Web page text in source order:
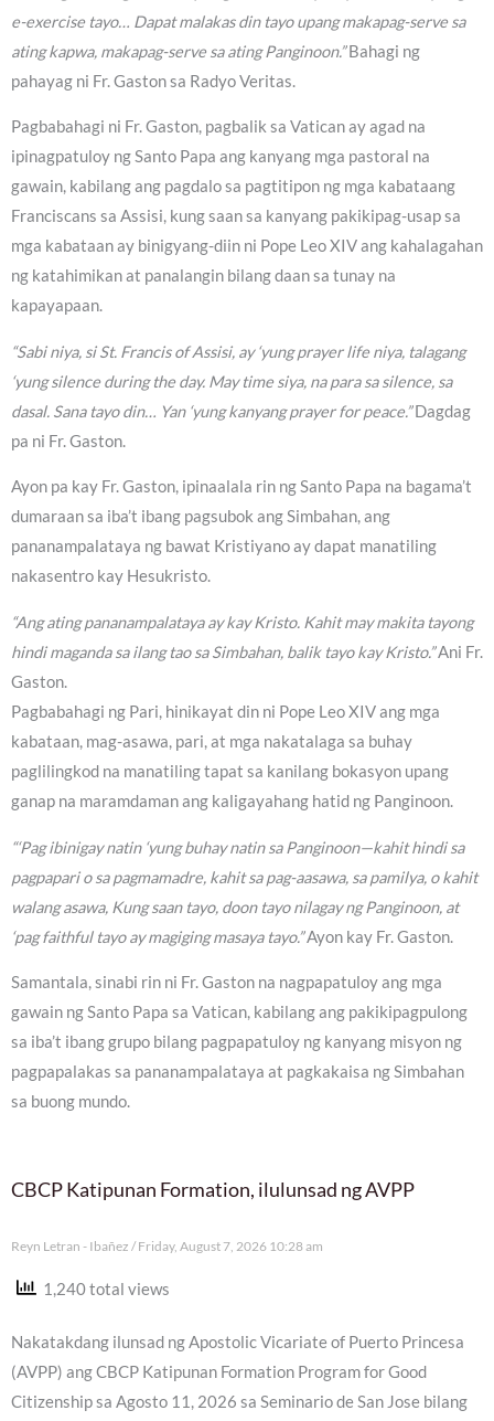
e-exercise tayo… Dapat malakas din tayo upang makapag-serve sa
ating kapwa, makapag-serve sa ating Panginoon.”Bahagi ng
pahayag ni Fr. Gaston sa Radyo Veritas.
Pagbabahagi ni Fr. Gaston, pagbalik sa Vatican ay agad na
ipinagpatuloy ng Santo Papa ang kanyang mga pastoral na
gawain, kabilang ang pagdalo sa pagtitipon ng mga kabataang
Franciscans sa Assisi, kung saan sa kanyang pakikipag-usap sa
mga kabataan ay binigyang-diin ni Pope Leo XIV ang kahalagahan
ng katahimikan at panalangin bilang daan sa tunay na
kapayapaan.
“Sabi niya, si St. Francis of Assisi, ay ‘yung prayer life niya, talagang
‘yung silence during the day. May time siya, na para sa silence, sa
dasal. Sana tayo din… Yan ‘yung kanyang prayer for peace.”Dagdag
pa ni Fr. Gaston.
Ayon pa kay Fr. Gaston, ipinaalala rin ng Santo Papa na bagama’t
dumaraan sa iba’t ibang pagsubok ang Simbahan, ang
pananampalataya ng bawat Kristiyano ay dapat manatiling
nakasentro kay Hesukristo.
“Ang ating pananampalataya ay kay Kristo. Kahit may makita tayong
hindi maganda sa ilang tao sa Simbahan, balik tayo kay Kristo.”Ani Fr.
Gaston.
Pagbabahagi ng Pari, hinikayat din ni Pope Leo XIV ang mga
kabataan, mag-asawa, pari, at mga nakatalaga sa buhay
paglilingkod na manatiling tapat sa kanilang bokasyon upang
ganap na maramdaman ang kaligayahang hatid ng Panginoon.
“‘Pag ibinigay natin ‘yung buhay natin sa Panginoon—kahit hindi sa
pagpapari o sa pagmamadre, kahit sa pag-aasawa, sa pamilya, o kahit
walang asawa, Kung saan tayo, doon tayo nilagay ng Panginoon, at
‘pag faithful tayo ay magiging masaya tayo.”Ayon kay Fr. Gaston.
Samantala, sinabi rin ni Fr. Gaston na nagpapatuloy ang mga
gawain ng Santo Papa sa Vatican, kabilang ang pakikipagpulong
sa iba’t ibang grupo bilang pagpapatuloy ng kanyang misyon ng
pagpapalakas sa pananampalataya at pagkakaisa ng Simbahan
sa buong mundo.
CBCP Katipunan Formation, ilulunsad ng AVPP
Reyn Letran - Ibañez Friday, August 7, 2026 10:28 am
1,240 total views
Nakatakdang ilunsad ng Apostolic Vicariate of Puerto Princesa
(AVPP) ang CBCP Katipunan Formation Program for Good
Citizenship sa Agosto 11, 2026 sa Seminario de San Jose bilang